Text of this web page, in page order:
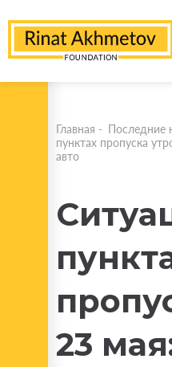
Главная - Последние
пунктах пропуска
авто
23